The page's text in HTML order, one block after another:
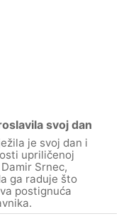
svoj dan
je svoj dan i
upriličenoj
Srnec,
ga raduje što
postignuća